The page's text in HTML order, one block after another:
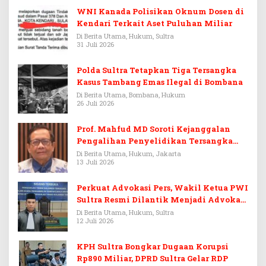
WNI Kanada Polisikan Oknum Dosen di
Kendari Terkait Aset Puluhan Miliar
Di Berita Utama, Hukum, Sultra
31 Juli 2026
Polda Sultra Tetapkan Tiga Tersangka
Kasus Tambang Emas Ilegal di Bombana
Di Berita Utama, Bombana, Hukum
26 Juli 2026
Prof. Mahfud MD Soroti Kejanggalan
Pengalihan Penyelidikan Tersangka
Febrie Adriansyah
Di Berita Utama, Hukum, Jakarta
13 Juli 2026
Perkuat Advokasi Pers, Wakil Ketua PWI
Sultra Resmi Dilantik Menjadi Advokat
PERADI
Di Berita Utama, Hukum, Sultra
12 Juli 2026
KPH Sultra Bongkar Dugaan Korupsi
Rp890 Miliar, DPRD Sultra Gelar RDP